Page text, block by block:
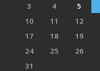
3
4 5
10
11 12
17
18 19
24
25 26
31